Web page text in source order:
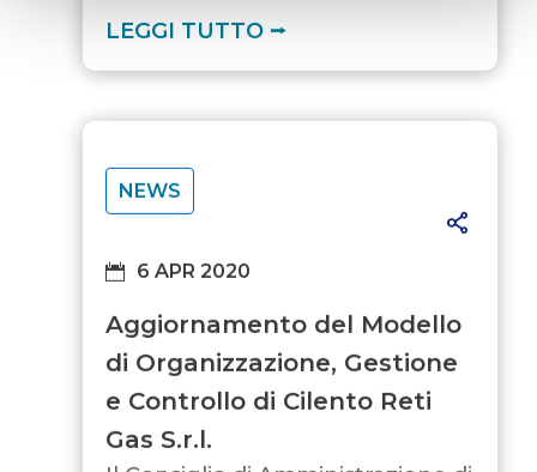
LEGGI TUTTO ⭢
NEWS
6 APR 2020
Aggiornamento del Modello
di Organizzazione, Gestione
e Controllo di Cilento Reti
Gas S.r.l.